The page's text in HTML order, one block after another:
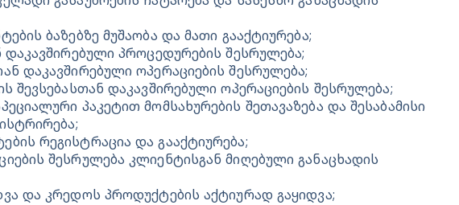
ბაზებზე მუშაობა და მათი გააქტიურება;
დაკავშირებული პროცედურების შესრულება;
დაკავშირებული ოპერაციების შესრულება;
შევსებასთან დაკავშირებული ოპერაციების შესრულება;
პაკეტით მომსახურების შეთავაზება და შესაბამისი
რეგისტრაცია და გააქტიურება;
შესრულება კლიენტისგან მიღებული განაცხადის
და კრედოს პროდუქტების აქტიურად გაყიდვა;